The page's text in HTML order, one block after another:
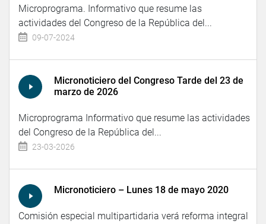
Microprograma. Informativo que resume las
actividades del Congreso de la República del...
09-07-2024
Micronoticiero del Congreso Tarde del 23 de
marzo de 2026
Microprograma Informativo que resume las actividades
del Congreso de la República del...
23-03-2026
Micronoticiero – Lunes 18 de mayo 2020
Comisión especial multipartidaria verá reforma integral